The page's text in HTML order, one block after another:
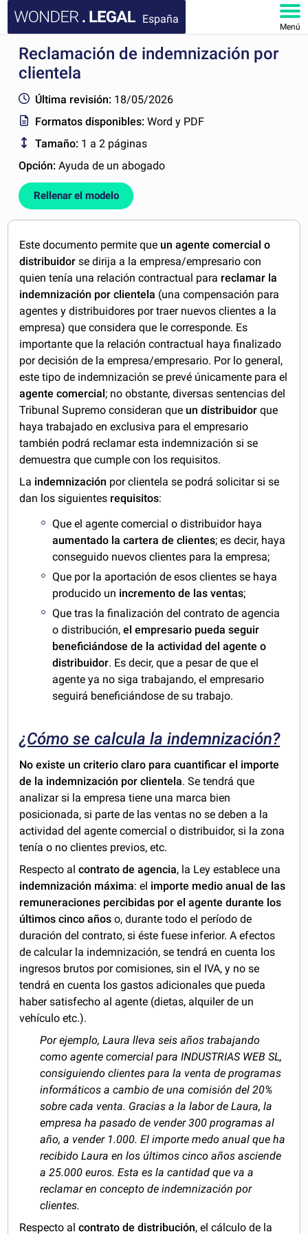
España
Menú
INICIO
FAQ
MI CUENTA
Reclamación de indemnización por
clientela
Última revisión: 18/05/2026
Formatos disponibles:Word y PDF
Tamaño: 1 a 2 páginas
Opción:Ayuda de un abogado
Rellenar el modelo
Este documento permite que un agente comercial o
distribuidor se dirija a la empresa/empresario con
quien tenía una relación contractual para reclamar la
indemnización por clientela (una compensación para
agentes y distribuidores por traer nuevos clientes a la
empresa) que considera que le corresponde. Es
importante que la relación contractual haya finalizado
por decisión de la empresa/empresario. Por lo general,
este tipo de indemnización se prevé únicamente para el
agente comercial ; no obstante, diversas sentencias del
Tribunal Supremo consideran que un distribuidor que
haya trabajado en exclusiva para el empresario
también podrá reclamar esta indemnización si se
demuestra que cumple con los requisitos.
La indemnización por clientela se podrá solicitar si se
dan los siguientes requisitos:
Que el agente comercial o distribuidor haya
aumentado la cartera de clientes; es decir, haya
conseguido nuevos clientes para la empresa;
Que por la aportación de esos clientes se haya
producido un incremento de las ventas;
Que tras la finalización del contrato de agencia
o distribución, el empresario pueda seguir
beneficiándose de la actividad del agente o
distribuidor. Es decir, que a pesar de que el
agente ya no siga trabajando, el empresario
seguirá beneficiándose de su trabajo.
¿Cómo se calcula la indemnización?
No existe un criterio claro para cuantificar el importe
de la indemnización por clientela. Se tendrá que
analizar si la empresa tiene una marca bien
posicionada, si parte de las ventas no se deben a la
actividad del agente comercial o distribuidor, si la zona
tenía o no clientes previos, etc.
Respecto alcontrato de agencia, la Ley establece una
indemnización máxima: el importe medio anual de las
remuneraciones percibidas por el agente durante los
últimos cinco años o, durante todo el período de
duración del contrato, si éste fuese inferior. A efectos
de calcular la indemnización, se tendrá en cuenta los
ingresos brutos por comisiones, sin el IVA, y no se
tendrá en cuenta los gastos adicionales que pueda
haber satisfecho al agente (dietas, alquiler de un
vehículo etc.).
Por ejemplo, Laura lleva seis años trabajando
como agente comercial para INDUSTRIAS WEB SL,
consiguiendo clientes para la venta de programas
informáticos a cambio de una comisión del 20%
sobre cada venta. Gracias a la labor de Laura, la
empresa ha pasado de vender 300 programas al
año, a vender 1.000. El importe medo anual que ha
recibido Laura en los últimos cinco años asciende
a 25.000 euros. Esta es la cantidad que va a
reclamar en concepto de indemnización por
clientes.
Respecto alcontrato de distribución, el cálculo de la